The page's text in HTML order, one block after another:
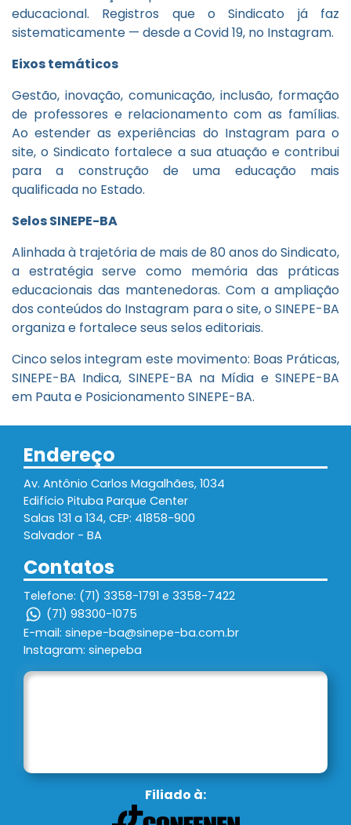
educacional. Registros que o Sindicato já faz
sistematicamente — desde a Covid 19, no Instagram.
Eixos temáticos
Gestão, inovação, comunicação, inclusão, formação
de professores e relacionamento com as famílias.
Ao estender as experiências do Instagram para o
site, o Sindicato fortalece a sua atuação e contribui
para a construção de uma educação mais
qualificada no Estado.
Selos SINEPE-BA
Alinhada à trajetória de mais de 80 anos do Sindicato,
a estratégia serve como memória das práticas
educacionais das mantenedoras. Com a ampliação
dos conteúdos do Instagram para o site, o SINEPE-BA
organiza e fortalece seus selos editoriais.
Cinco selos integram este movimento: Boas Práticas,
SINEPE-BA Indica, SINEPE-BA na Mídia e SINEPE-BA
em Pauta e Posicionamento SINEPE-BA.
Endereço
Av. Antônio Carlos Magalhães, 1034
Edifício Pituba Parque Center
Salas 131 a 134, CEP: 41858-900
Salvador - BA
Contatos
Telefone: (71) 3358-1791 e 3358-7422
(71) 98300-1075
E-mail: sinepe-ba@sinepe-ba.com.br
Instagram: sinepeba
Filiado à: